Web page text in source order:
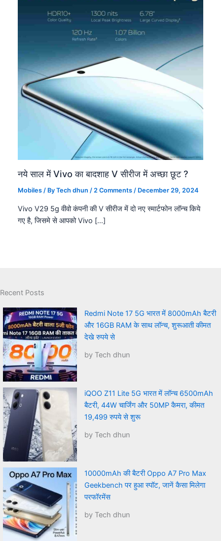
नये साल में Vivo का बादशाह V सीरीज में अच्छा छूट ?
Mobiles / ByTech dhun/2 Comments / December 29, 2024
Vivo V29 5g वीवो कंपनी की V सीरीज में दो नए स्मार्टफोन लॉन्च किये
गए है, जिसमे से आपको Vivo […]
Recent Posts
Redmi Note 17 5G भारत में 8000mAh बैटरी
और 16GB RAM के साथ लॉन्च, शुरूआती कीमत
देखे रुपये से
by Tech dhun
iQOO Z11 Lite 5G भारत में लॉन्च 6500mAh
बैटरी, 44W चार्जिंग और 50MP कैमरा, कीमत
19,499 रुपये से शुरू
by Tech dhun
10000mAh की बैटरी Oppo A7 Pro Max
Geekbench पर हुआ स्पॉट, जानें कैसा मिलेगा
परफॉरमेंस
by Tech dhun